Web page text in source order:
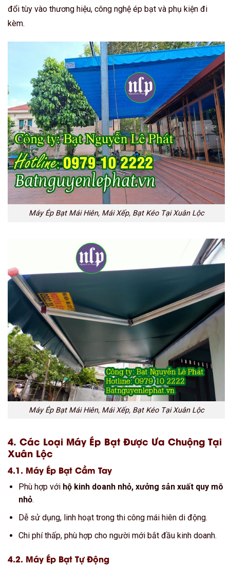
đổi tùy vào thương hiệu, công nghệ ép bạt và phụ kiện đi
kèm.
Máy Ép Bạt Mái Hiên, Mái Xếp, Bạt Kéo Tại Xuân Lộc
Máy Ép Bạt Mái Hiên, Mái Xếp, Bạt Kéo Tại Xuân Lộc
4. Các Loại Máy Ép Bạt Được Ưa Chuộng Tại
Xuân Lộc
4.1. Máy Ép Bạt Cầm Tay
Phù hợp với hộ kinh doanh nhỏ, xưởng sản xuất quy mô
nhỏ.
Dễ sử dụng, linh hoạt trong thi công mái hiên di động.
Chi phí thấp, phù hợp cho người mới bắt đầu kinh doanh.
4.2. Máy Ép Bạt Tự Động